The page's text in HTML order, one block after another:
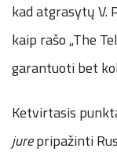
kad atgrasytų V.
kaip rašo „The
garantuoti bet
Ketvirtasis
jurepripažinti